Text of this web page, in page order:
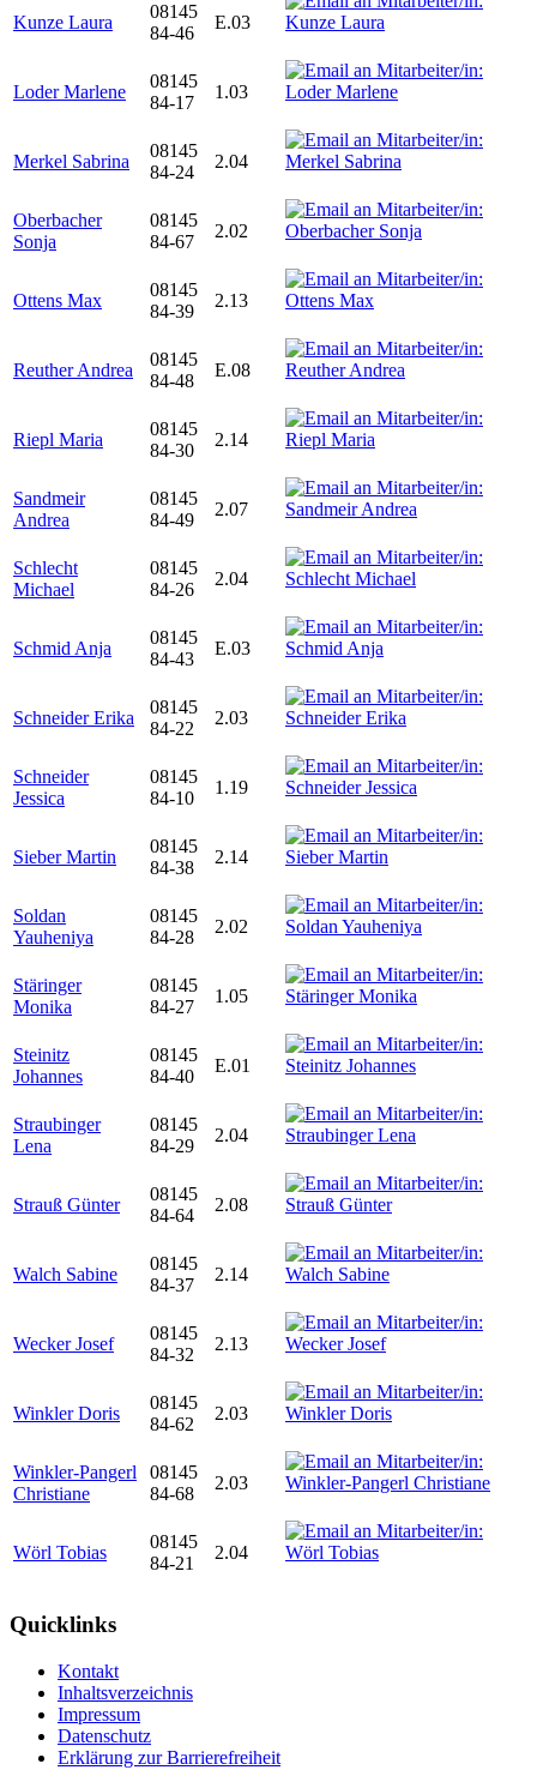
Kunze Laura
08145
84-46
E.03
Loder Marlene
08145
84-17
1.03
Merkel Sabrina
08145
84-24
2.04
Oberbacher
Sonja
08145
84-67
2.02
Ottens Max
08145
84-39
2.13
Reuther Andrea
08145
84-48
E.08
Riepl Maria
08145
84-30
2.14
Sandmeir
Andrea
08145
84-49
2.07
Schlecht
Michael
08145
84-26
2.04
Schmid Anja
08145
84-43
E.03
Schneider Erika
08145
84-22
2.03
Schneider
Jessica
08145
84-10
1.19
Sieber Martin
08145
84-38
2.14
Soldan
Yauheniya
08145
84-28
2.02
Stäringer
Monika
08145
84-27
1.05
Steinitz
Johannes
08145
84-40
E.01
Straubinger
Lena
08145
84-29
2.04
Strauß Günter
08145
84-64
2.08
Walch Sabine
08145
84-37
2.14
Wecker Josef
08145
84-32
2.13
Winkler Doris
08145
84-62
2.03
Winkler-Pangerl
Christiane
08145
84-68
2.03
Wörl Tobias
08145
84-21
2.04
Quicklinks
Kontakt
Inhaltsverzeichnis
Impressum
Datenschutz
Erklärung zur Barrierefreiheit